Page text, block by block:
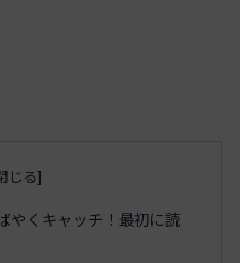
やくキャッチ！最初に読